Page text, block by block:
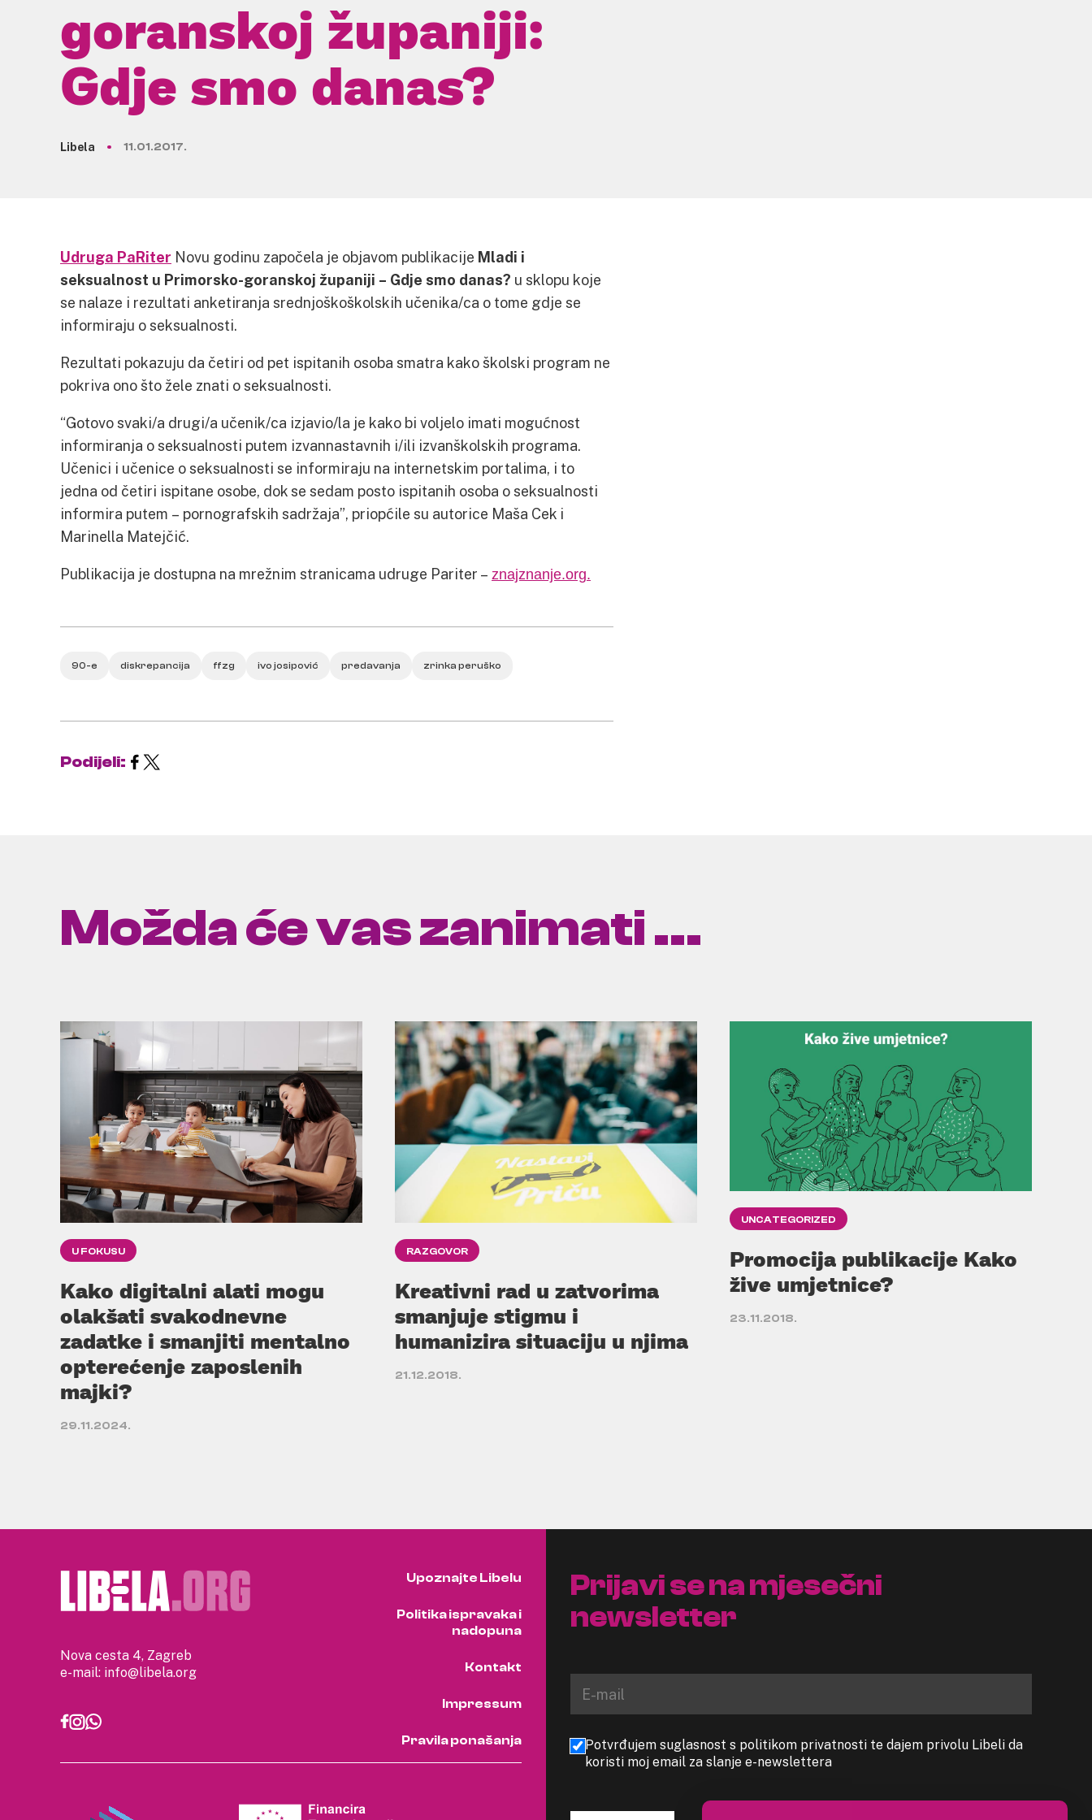
goranskoj županiji:
Gdje smo danas?
Libela 11.01.2017.
Udruga PaRiter Novu godinu započela je objavom publikacije Mladi i
seksualnost u Primorsko-goranskoj županiji – Gdje smo danas? u sklopu koje
se nalaze i rezultati anketiranja srednjoškoškolskih učenika/ca o tome gdje se
informiraju o seksualnosti.
Rezultati pokazuju da četiri od pet ispitanih osoba smatra kako školski program ne
pokriva ono što žele znati o seksualnosti.
“Gotovo svaki/a drugi/a učenik/ca izjavio/la je kako bi voljelo imati mogućnost
informiranja o seksualnosti putem izvannastavnih i/ili izvanškolskih programa.
Učenici i učenice o seksualnosti se informiraju na internetskim portalima, i to
jedna od četiri ispitane osobe, dok se sedam posto ispitanih osoba o seksualnosti
informira putem – pornografskih sadržaja”, priopćile su autorice Maša Cek i
Marinella Matejčić.
Publikacija je dostupna na mrežnim stranicama udruge Pariter – znajznanje.org.
90-e diskrepancija ffzg ivo josipović predavanja zrinka peruško
Podijeli:
Možda će vas zanimati ...
U FOKUSU
Kako digitalni alati mogu
olakšati svakodnevne
zadatke i smanjiti mentalno
opterećenje zaposlenih
majki?
29.11.2024.
RAZGOVOR
Kreativni rad u zatvorima
smanjuje stigmu i
humanizira situaciju u njima
21.12.2018.
UNCATEGORIZED
Promocija publikacije Kako
žive umjetnice?
23.11.2018.
Nova cesta 4, Zagreb
e-mail: info@libela.org
Upoznajte Libelu
Politika ispravaka i
nadopuna
Kontakt
Impressum
Pravila ponašanja
Prijavi se na mjesečni
newsletter
Potvrđujem suglasnost s politikom privatnosti te dajem privolu Libeli da
koristi moj email za slanje e-newslettera